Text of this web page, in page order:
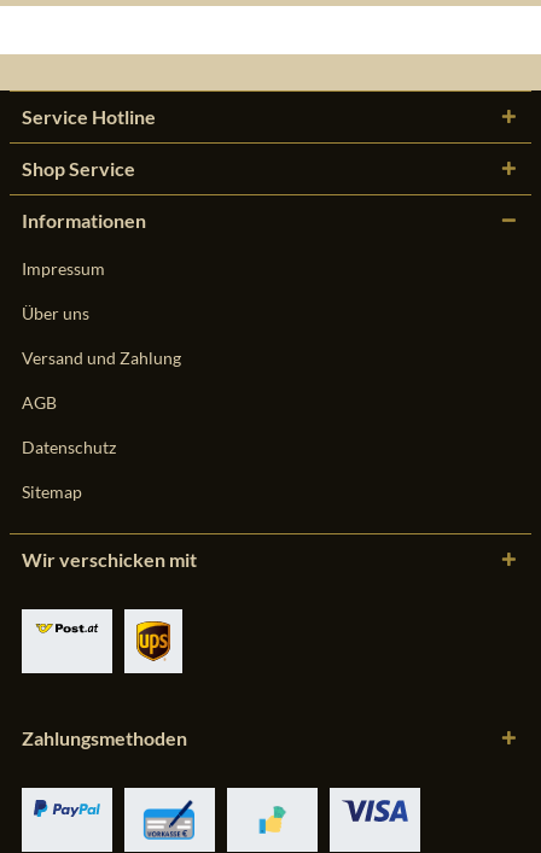
Service Hotline
Shop Service
Informationen
Impressum
Über uns
Versand und Zahlung
AGB
Datenschutz
Sitemap
Wir verschicken mit
Zahlungsmethoden